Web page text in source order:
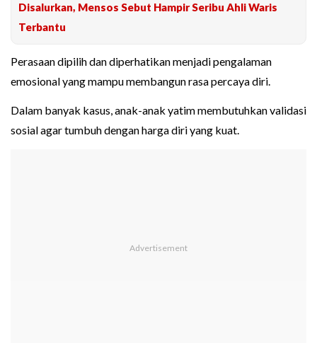
Disalurkan, Mensos Sebut Hampir Seribu Ahli Waris
Terbantu
Perasaan dipilih dan diperhatikan menjadi pengalaman
emosional yang mampu membangun rasa percaya diri.
Dalam banyak kasus, anak-anak yatim membutuhkan validasi
sosial agar tumbuh dengan harga diri yang kuat.